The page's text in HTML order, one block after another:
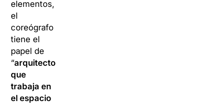
elementos,
el
coreógrafo
tiene el
papel de
“arquitecto
que
trabaja en
el espacio